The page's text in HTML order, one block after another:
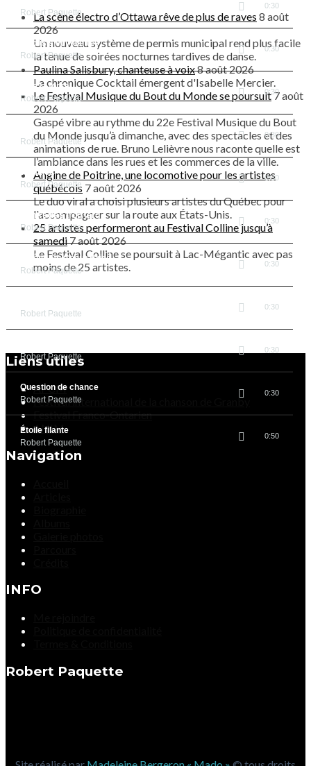
Robert Paquette
0:30
Myotisis et violettes
Robert Paquette
0:30
Vive la force
Robert Paquette
0:30
Rêve
Robert Paquette
0:30
Jamaïca
Robert Paquette
0:30
Rentre pas trop tard
Robert Paquette
0:30
L'Hôtel Du Coeur Brisé
Robert Paquette
0:30
Robert Paquette
0:30
Robert Paquette
0:30
Question de chance
Robert Paquette
0:30
Étoile filante
Robert Paquette
0:50
La scène électro d’Ottawa rêve de plus de raves 8 août
2026
Un nouveau système de permis municipal rend plus facile
la tenue de soirées nocturnes tardives de danse.
Paulina Salisbury, chanteuse à voix8 août 2026
La chronique Cocktail émergent d'Isabelle Mercier.
Le Festival Musique du Bout du Monde se poursuit7 août
2026
Gaspé vibre au rythme du 22e Festival Musique du Bout
du Monde jusqu’à dimanche, avec des spectacles et des
animations de rue. Bruno Lelièvre nous raconte quelle est
l’ambiance dans les rues et les commerces de la ville.
Angine de Poitrine, une locomotive pour les artistes
québécois 7 août 2026
Le duo viral a choisi plusieurs artistes du Québec pour
l'accompagner sur la route aux États-Unis.
25 artistes performeront au Festival Colline jusqu’à
samedi7 août 2026
Le Festival Colline se poursuit à Lac-Mégantic avec pas
moins de 25 artistes.
Liens utiles
APCM
Festival international de la chanson de Granby
Festival Franco-Ontarien
ANIM
Navigation
INFO
Robert Paquette